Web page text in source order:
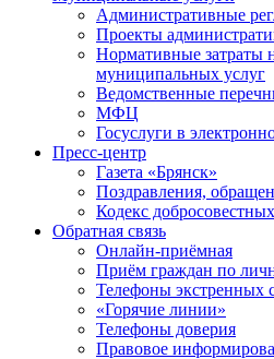
Административные
Проекты
Нормативные затраты
муниципальных услуг
Ведомственные
МФЦ
Госуслуги в
Пресс-центр
Газета «Брянск»
Поздравления,
Кодекс
Обратная связь
Онлайн-приёмная
Приём граждан по
Телефоны экстренных
«Горячие линии»
Телефоны доверия
Правовое